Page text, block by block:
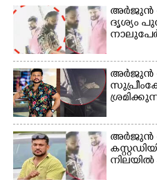
അർജുൻ
ദൃശ്യം
അർജുൻ
അർജുൻ
നിലയിൽ